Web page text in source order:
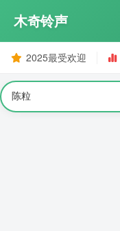
木奇铃声
2025最受欢迎